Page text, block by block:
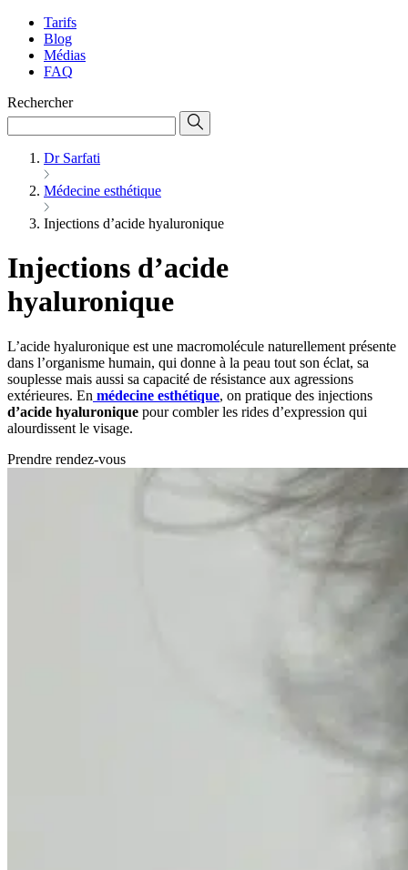
Tarifs
Blog
Médias
FAQ
Rechercher
Dr Sarfati
Médecine esthétique
Injections d’acide hyaluronique
Injections d’acide
hyaluronique
L’acide hyaluronique est une macromolécule naturellement présente
dans l’organisme humain, qui donne à la peau tout son éclat, sa
souplesse mais aussi sa capacité de résistance aux agressions
extérieures. En médecine esthétique, on pratique des injections
d’acide hyaluronique pour combler les rides d’expression qui
alourdissent le visage.
Prendre rendez-vous